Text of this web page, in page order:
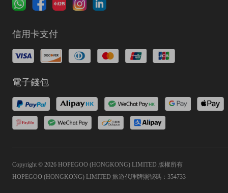
信用卡支付
電子錢包
Copyright © 2026 HOPEGOO (HONGKONG) LIMITED 版權所有
HOPEGOO (HONGKONG) LIMITED 旅遊代理牌照號碼：354733